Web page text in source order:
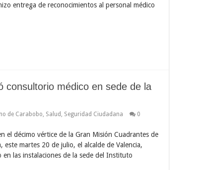
entrega de reconocimientos al personal médico
consultorio médico en sede de la
de Carabobo Salud Seguridad Ciudadana
0
el décimo vértice de la Gran Misión Cuadrantes de
martes 20 de julio, el alcalde de Valencia,
las instalaciones de la sede del Instituto